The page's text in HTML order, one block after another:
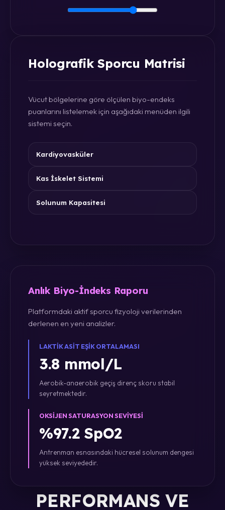
Holografik Sporcu Matrisi
Vücut bölgelerine göre ölçülen biyo-endeks
puanlarını listelemek için aşağıdaki menüden ilgili
sistemi seçin.
Kardiyovasküler
Kas İskelet Sistemi
Solunum Kapasitesi
Anlık Biyo-İndeks Raporu
Platformdaki aktif sporcu fizyoloji verilerinden
derlenen en yeni analizler.
LAKTIK ASIT EŞIK ORTALAMASI
3.8 mmol/L
Aerobik-anaerobik geçiş direnç skoru stabil
seyretmektedir.
OKSIJEN SATURASYON SEVIYESI
%97.2 SpO2
Antrenman esnasındaki hücresel solunum dengesi
yüksek seviyededir.
PERFORMANS VE